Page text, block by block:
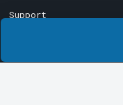
Support
Privatlivspolitik